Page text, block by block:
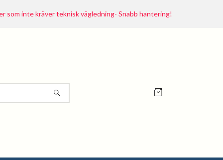
som inte kräver teknisk vägledning- Snabb hantering!